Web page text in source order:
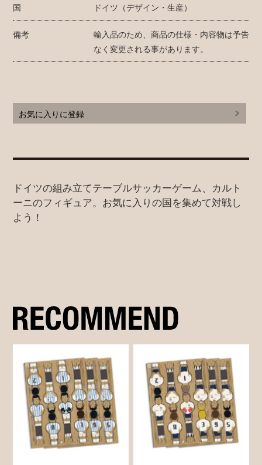
国 ドイツ（デザイン・生産）
備考
輸入品のため、商品の仕様・内容物は予告
なく変更される事があります。
お気に入りに登録
ドイツの組み立てテーブルサッカーゲーム、カルト
ーニのフィギュア。お気に入りの国を集めて対戦し
よう！